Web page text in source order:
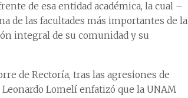
de esa entidad académica, la cual –
de las facultades más importantes de la
integral de su comunidad y su
de Rectoría, tras las agresiones de
Lomelí enfatizó que la UNAM